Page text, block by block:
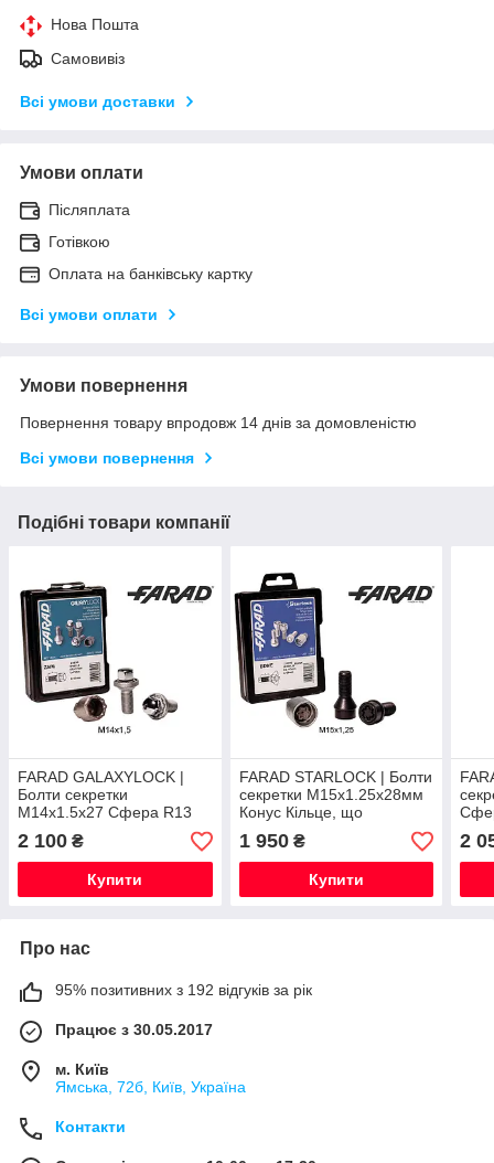
Нова Пошта
Самовивіз
Всі умови доставки
Умови оплати
Післяплата
Готівкою
Оплата на банківську картку
Всі умови оплати
Умови повернення
Повернення товару впродовж 14 днів за домовленістю
Всі умови повернення
Подібні товари компанії
FARAD GALAXYLOCK |
Болти секретки
М14х1.5х27 Сфера R13
Головка, що обертається
Ключ 17
2 100 ₴
Купити
FARAD STARLOCK | Болти
секретки М15x1.25x28мм
Конус Кільце, що
обертається, 2 ключі для
Mercedes-Benz GLE 2019;
GLS 2020; під
1 950₴
Купити
2
Про нас
95% позитивних з 192 відгуків за рік
Працює з 30.05.2017
м. Київ
Ямська, 72б, Київ, Україна
Контакти